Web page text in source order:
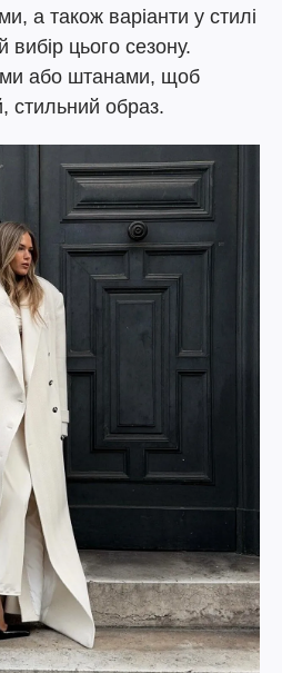
а також варіанти у стилі
вибір цього сезону.
або штанами, щоб
стильний образ.